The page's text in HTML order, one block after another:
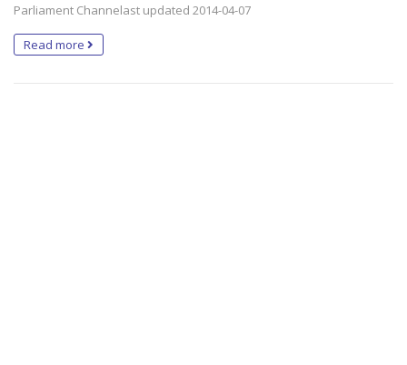
Parliament Channelast updated 2014-04-07
Read more